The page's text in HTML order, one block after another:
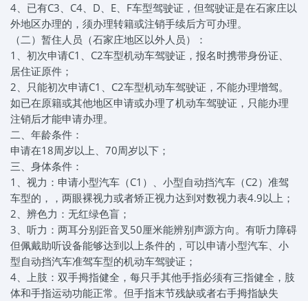
4、已有C3、C4、D、E、F车型驾驶证，但驾驶证是在石家庄以
外地区办理的，须办理转籍或注销手续后方可办理。
（二）暂住人员（石家庄地区以外人员）：
1、初次申请C1、C2车型机动车驾驶证，报名时携带身份证、
居住证原件；
2、只能初次申请C1、C2车型机动车驾驶证，不能办理增驾。
如已在原籍或其他地区申请或办理了机动车驾驶证，只能办理
注销后才能申请办理。
二、年龄条件：
申请在18周岁以上、70周岁以下；
三、身体条件：
1、视力：申请小型汽车（C1）、小型自动挡汽车（C2）准驾
车型的，，两眼裸视力或者矫正视力达到对数视力表4.9以上；
2、辨色力：无红绿色盲；
3、听力：两耳分别距音叉50厘米能辨别声源方向。有听力障碍
但佩戴助听设备能够达到以上条件的，可以申请小型汽车、小
型自动挡汽车准驾车型的机动车驾驶证；
4、上肢：双手拇指健全，每只手其他手指必须有三指健全，肢
体和手指运动功能正常。但手指末节残缺或者右手拇指缺失